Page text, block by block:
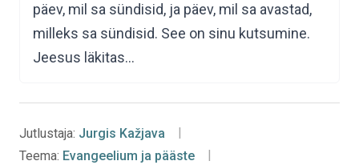
päev, mil sa sündisid, ja päev, mil sa avastad,
milleks sa sündisid. See on sinu kutsumine.
Jeesus läkitas…
Jutlustaja: Jurgis Kažjava
Teema: Evangeelium ja pääste